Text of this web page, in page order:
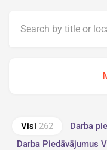
Visi 262 Darba
Darba Piedāvājumus